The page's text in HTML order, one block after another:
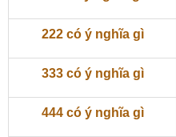
222 có ý nghĩa gì
333 có ý nghĩa gì
444 có ý nghĩa gì